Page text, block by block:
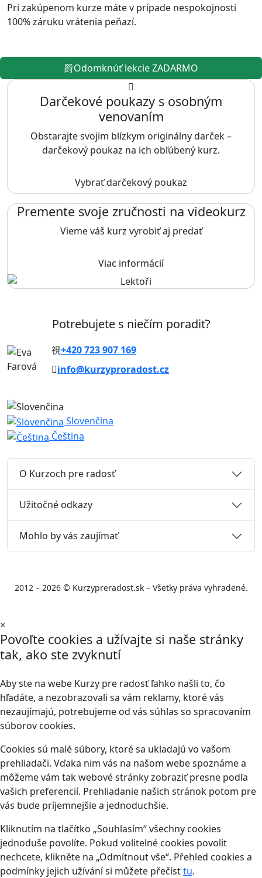
Pri zakúpenom kurze máte v prípade nespokojnosti
100% záruku vrátenia peňazí.
Odomknúť lekcie ZADARMO
Darčekové poukazy s osobným
venovaním
Obstarajte svojim blízkym originálny darček –
darčekový poukaz na ich obľúbený kurz.
Vybrať darčekový poukaz
Premente svoje zručnosti na videokurz
Vieme váš kurz vyrobiť aj predať
Viac informácií
Potrebujete s niečím poradiť?
+420 723 907 169
info@kurzyproradost.cz
Slovenčina
Čeština
O Kurzoch pre radosť
Užitočné odkazy
Mohlo by vás zaujímať
2012 – 2026 © Kurzypreradost.sk – Všetky práva vyhradené.
×
Povoľte cookies a užívajte si naše stránky
tak, ako ste zvyknutí
Aby ste na webe Kurzy pre radosť ľahko našli to, čo
hľadáte, a nezobrazovali sa vám reklamy, ktoré vás
nezaujímajú, potrebujeme od vás súhlas so spracovaním
súborov cookies.
Cookies sú malé súbory, ktoré sa ukladajú vo vašom
prehliadači. Vďaka nim vás na našom webe spoznáme a
môžeme vám tak webové stránky zobraziť presne podľa
vašich preferencií. Prehliadanie našich stránok potom pre
vás bude príjemnejšie a jednoduchšie.
Kliknutím na tlačítko „Souhlasím“ všechny cookies
jednoduše povolíte. Pokud volitelné cookies povolit
nechcete, klikněte na „Odmítnout vše“. Přehled cookies a
podmínky jejich užívání si můžete přečísttu.